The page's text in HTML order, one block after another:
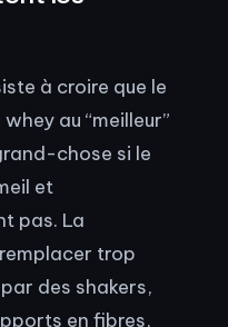
à croire que le
au “meilleur”
chose si le
et
pas. La
trop
des shakers,
en fibres,